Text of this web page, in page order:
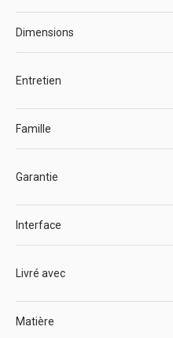
Dimensions
Entretien
Famille
Garantie
Interface
Livré avec
Matière